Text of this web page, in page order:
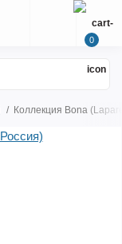
0
Коллекция Bona